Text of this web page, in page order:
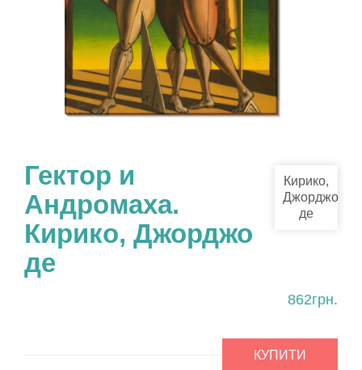
Гектор и
Андромаха.
Кирико, Джорджо
де
Кирико,
Джорджо
де
862грн.
КУПИТИ